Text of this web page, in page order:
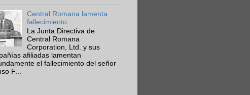
Central Romana lamenta
fallecimiento
La Junta Directiva de
Central Romana
Corporation, Ltd. y sus
afiliadas lamentan
el fallecimiento del señor
F...